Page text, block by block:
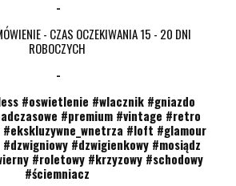
-
- CZAS OCZEKIWANIA 15 - 20 DNI
ROBOCZYCH
-
#oswietlenie #wlacznik #gniazdo
#premium #vintage #retro
#ekskluzywne_wnetrza #loft #glamour
#dzwigienkowy #mosiądz
#roletowy #krzyzowy #schodowy
#ściemniacz